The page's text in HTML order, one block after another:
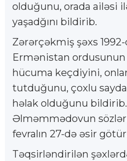
olduğunu, orada ailəsi
yaşadğını bildirib.
Zərərçəkmiş şəxs
Ermənistan ordusunun
hücuma keçdiyini,
tutduğunu, çoxlu
həlak olduğunu bildirib.
Əlməmmədovun
fevralın 27-də əsir
Təqsirləndirilən